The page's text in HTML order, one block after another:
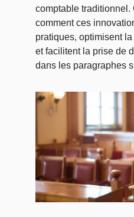
comptable traditionnel.
comment ces
pratiques, optimisent
et facilitent la prise de
dans les paragraphes